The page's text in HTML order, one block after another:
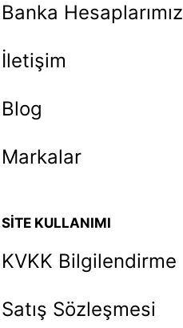
Banka Hesaplarımız
İletişim
Blog
Markalar
SİTE KULLANIMI
KVKK Bilgilendirme
Satış Sözleşmesi